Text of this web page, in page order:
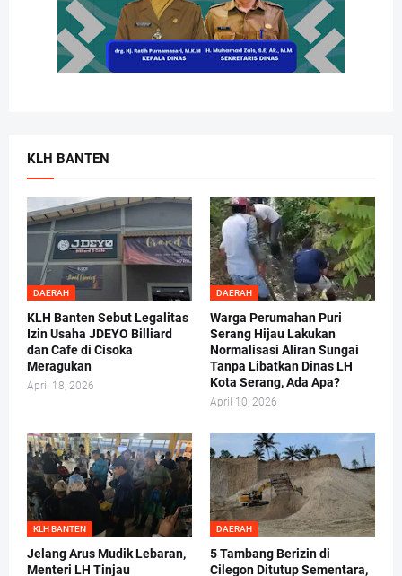
KLH BANTEN
DAERAH
KLH Banten Sebut Legalitas
Izin Usaha JDEYO Billiard
dan Cafe di Cisoka
Meragukan
April 18, 2026
DAERAH
Warga Perumahan Puri
Serang Hijau Lakukan
Normalisasi Aliran Sungai
Tanpa Libatkan Dinas LH
Kota Serang, Ada Apa?
April 10, 2026
KLH BANTEN
Jelang Arus Mudik Lebaran,
Menteri LH Tinjau
DAERAH
5 Tambang Berizin di
Cilegon Ditutup Sementara,